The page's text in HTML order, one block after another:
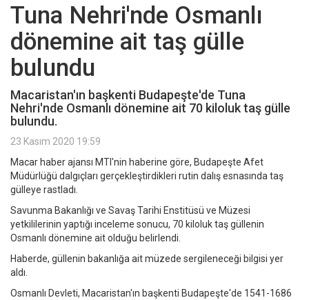
Tuna Nehri'nde Osmanlı
dönemine ait taş gülle
bulundu
Macaristan'ın başkenti Budapeşte'de Tuna
Nehri'nde Osmanlı dönemine ait 70 kiloluk taş gülle
bulundu.
23 Kasım 2020 19:59
Macar haber ajansı MTI'nin haberine göre, Budapeşte Afet
Müdürlüğü dalgıçları gerçekleştirdikleri rutin dalış esnasında taş
gülleye rastladı.
Savunma Bakanlığı ve Savaş Tarihi Enstitüsü ve Müzesi
yetkililerinin yaptığı inceleme sonucu, 70 kiloluk taş güllenin
Osmanlı dönemine ait olduğu belirlendi.
Haberde, güllenin bakanlığa ait müzede sergileneceği bilgisi yer
aldı.
Osmanlı Devleti, Macaristan'ın başkenti Budapeşte'de 1541-1686